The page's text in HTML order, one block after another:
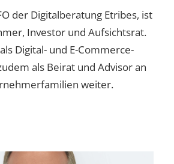
der Digitalberatung Etribes, ist
Investor und Aufsichtsrat.
Digital- und E-Commerce-
als Beirat und Advisor an
weiter.